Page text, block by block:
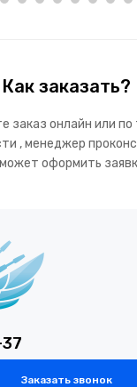
Как заказать?
заказ онлайн или по
, менеджер
оформить
Заказать звонок